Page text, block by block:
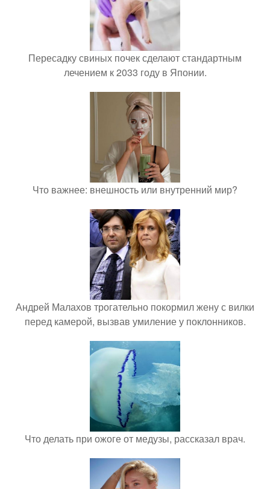
Пересадку свиных почек сделают стандартным
лечением к 2033 году в Японии.
Что важнее: внешность или внутренний мир?
Андрей Малахов трогательно покормил жену с вилки
перед камерой, вызвав умиление у поклонников.
Что делать при ожоге от медузы, рассказал врач.